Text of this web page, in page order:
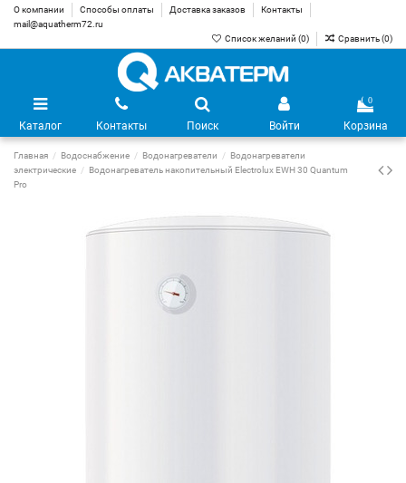
О компании Способы оплаты Доставка заказов
Контакты
mail@aquatherm72.ru
Список желаний (0) Сравнить (0)
Каталог Контакты Поиск Войти
0
Корзина
Главная Водоснабжение Водонагреватели
Водонагреватели
электрические
Водонагреватель накопительный Electrolux EWH 30 Quantum
Pro